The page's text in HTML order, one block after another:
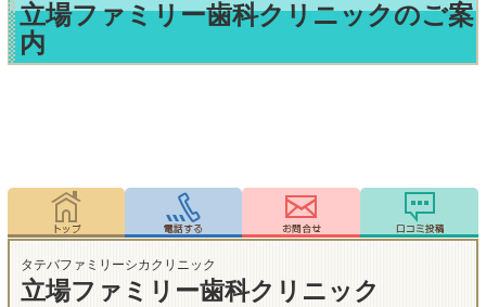
立場ファミリー歯科クリニックのご案
内
タテバファミリーシカクリニック
立場ファミリー歯科クリニック